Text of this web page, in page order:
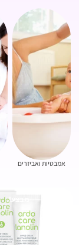
אמבטיות ואביזרים
מבצע!